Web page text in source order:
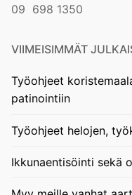
09 698 1350
VIIMEISIMMÄT
Työohjeet
patinointiin
Työohjeet helojen,
Ikkunaentisöinti sekä